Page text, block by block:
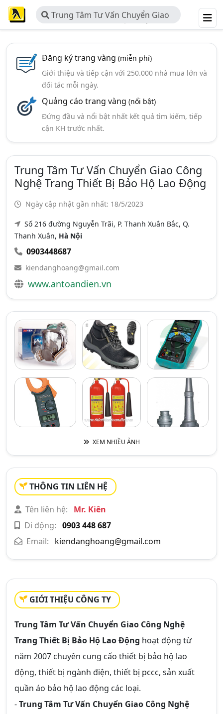
Trung Tâm Tư Vấn Chuyển Giao
Công Nghệ Trang Thiết Bị Bảo Hộ
Đăng ký trang vàng (miễn phí)
Giới thiệu và tiếp cận với 250.000 nhà mua lớn và
đối tác mỗi ngày.
Quảng cáo trang vàng (nổi bật)
Đứng đầu và nổi bật nhất kết quả tìm kiếm, tiếp
cận KH trước nhất.
Trung Tâm Tư Vấn Chuyển Giao Công
Nghệ Trang Thiết Bị Bảo Hộ Lao Động
Ngày cập nhật gần nhất: 18/5/2023
Số 216 đường Nguyễn Trãi, P. Thanh Xuân Bắc, Q.
Thanh Xuân, Hà Nội
0903448687
kiendanghoang@gmail.com
www.antoandien.vn
XEM NHIỀU ẢNH
THÔNG TIN LIÊN HỆ
Tên liên hệ:
Mr. Kiên
Di động: 0903 448 687
Email:
kiendanghoang@gmail.com
GIỚI THIỆU CÔNG TY
Trung Tâm Tư Vấn Chuyển Giao Công Nghệ
Trang Thiết Bị Bảo Hộ Lao Động hoạt động từ
năm 2007 chuyên cung cấo thiết bị bảo hộ lao
động, thiết bị ngành điện, thiết bị pccc, sản xuất
quần áo bảo hộ lao động các loại.
-Trung Tâm Tư Vấn Chuyển Giao Công Nghệ